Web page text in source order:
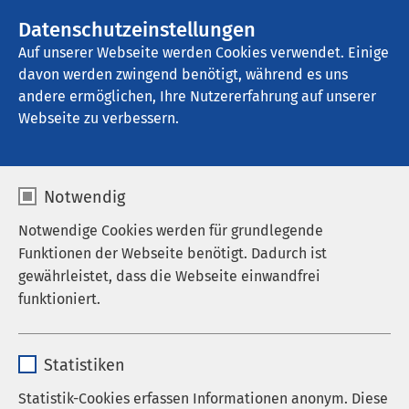
Datenschutzeinstellungen
Auf unserer Webseite werden Cookies verwendet. Einige
davon werden zwingend benötigt, während es uns
andere ermöglichen, Ihre Nutzererfahrung auf unserer
Webseite zu verbessern.
Notwendig
Notwendige Cookies werden für grundlegende
Funktionen der Webseite benötigt. Dadurch ist
gewährleistet, dass die Webseite einwandfrei
funktioniert.
Anbieter sgalinski
Statistiken
Statistik-Cookies erfassen Informationen anonym. Diese
AMEOS Senioren Wohnsitz Ratzeburg